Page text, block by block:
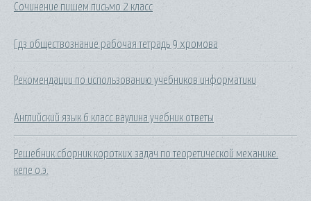
Сочинение пишем письмо 2 класс
Гдз обществознание рабочая тетрадь 9 хромова
Рекомендации по использованию учебников информатики
Английский язык 6 класс ваулина учебник ответы
Решебник сборник коротких задач по теоретической механике.
кепе о.э.